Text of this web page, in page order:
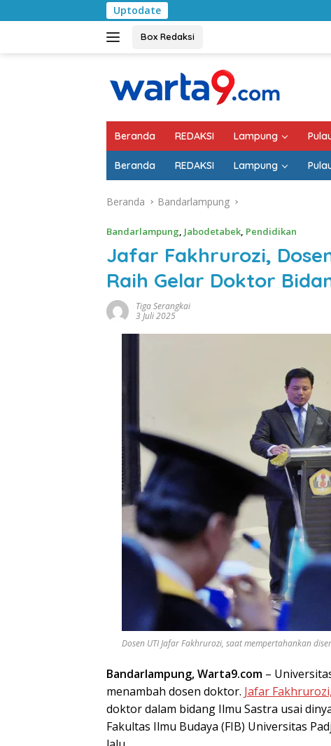
ke
Uptodate Pemkab Lampung
Box Redaksi
Beranda REDAKSI Lampung
Beranda REDAKSI Lampung
Beranda Bandarlampung
Bandarlampung, Jabodetabek, Pendidikan
Jafar Fakhrurozi,
Raih Gelar Doktor
Tiga Serangkai
3 Juli 2025
Dosen UTI Jafar Fakhrurozi, saat mempertahankan
Bandarlampung, Warta9.com –
menambah dosen doktor. Jafar
doktor dalam bidang Ilmu Sastra usai
Fakultas Ilmu Budaya (FIB) Universitas